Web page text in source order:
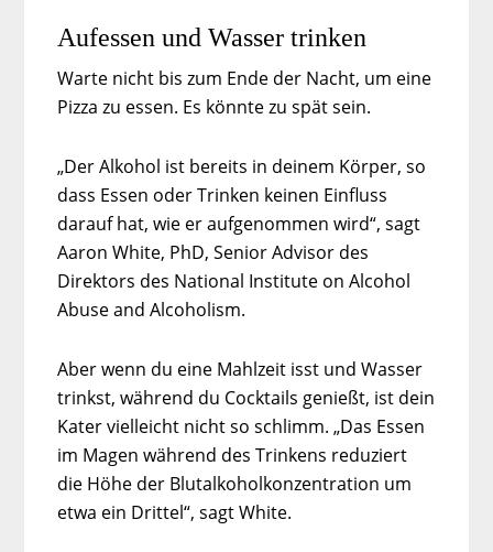
Aufessen und Wasser trinken
Warte nicht bis zum Ende der Nacht, um eine
Pizza zu essen. Es könnte zu spät sein.
„Der Alkohol ist bereits in deinem Körper, so
dass Essen oder Trinken keinen Einfluss
darauf hat, wie er aufgenommen wird“, sagt
Aaron White, PhD, Senior Advisor des
Direktors des National Institute on Alcohol
Abuse and Alcoholism.
Aber wenn du eine Mahlzeit isst und Wasser
trinkst, während du Cocktails genießt, ist dein
Kater vielleicht nicht so schlimm. „Das Essen
im Magen während des Trinkens reduziert
die Höhe der Blutalkoholkonzentration um
etwa ein Drittel“, sagt White.